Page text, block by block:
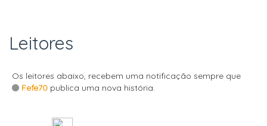
Leitores
Os leitores abaixo, recebem uma notificação sempre que
Fefe70 publica uma nova história.